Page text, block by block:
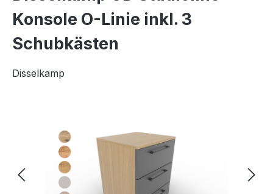
Konsole O-Linie inkl. 3
Schubkästen
Disselkamp